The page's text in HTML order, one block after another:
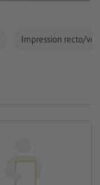
Impression recto/